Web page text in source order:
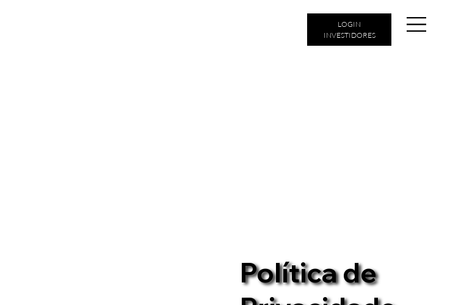
Política de
LOGIN
INVESTIDORES